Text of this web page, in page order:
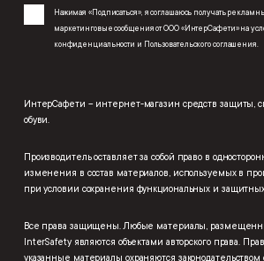
Нажимая «Подписаться», я соглашаюсь получать
маркетинговые сообщения от ООО «ИнтерСафети» на
конфиденциальности и Пользовательского соглашения.
ИнтерСафети – интернет-магазин средств защиты,
обуви.
Производитель оставляет за собой право в
изменения в состав материалов, используемых в
при условии сохранения функциональных и
Все права защищены. Любые материалы,
InterSafety являются объектами авторского права.
указанные материалы охраняются законодательством